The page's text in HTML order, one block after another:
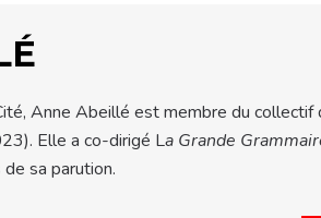
Anne Abeillé est membre du
Elle a co-dirigé La Grande
sa parution.